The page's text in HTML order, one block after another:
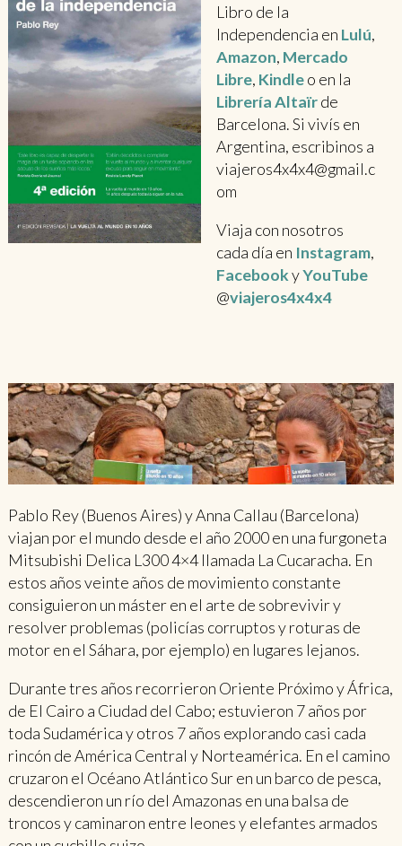
Libro de la
Independencia en Lulú,
Amazon, Mercado
Libre, Kindleo en la
Librería Altaïrde
Barcelona. Si vivís en
Argentina, escribinos a
viajeros4x4x4@gmail.c
om
Viaja con nosotros
cada día en Instagram,
FacebookyYouTube
@viajeros4x4x4
Pablo Rey (Buenos Aires) y Anna Callau (Barcelona)
viajan por el mundo desde el año 2000 en una furgoneta
Mitsubishi Delica L300 4×4 llamada La Cucaracha. En
estos años veinte años de movimiento constante
consiguieron un máster en el arte de sobrevivir y
resolver problemas (policías corruptos y roturas de
motor en el Sáhara, por ejemplo) en lugares lejanos.
Durante tres años recorrieron Oriente Próximo y África,
de El Cairo a Ciudad del Cabo; estuvieron 7 años por
toda Sudamérica y otros 7 años explorando casi cada
rincón de América Central y Norteamérica. En el camino
cruzaron el Océano Atlántico Sur en un barco de pesca,
descendieron un río del Amazonas en una balsa de
troncos y caminaron entre leones y elefantes armados